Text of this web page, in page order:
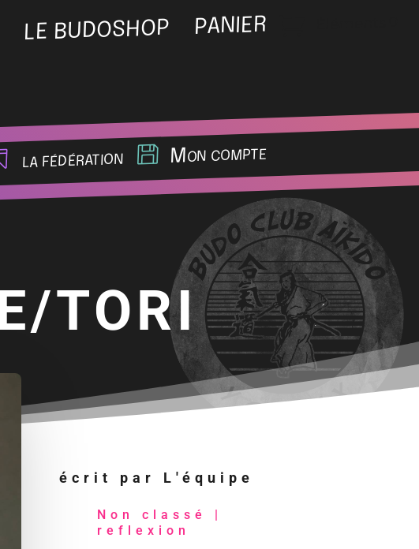
LE BUDOSHOP PANIER
la fédération Mon compte
TORI
écrit par L'équipe
Non classé
|
reflexion